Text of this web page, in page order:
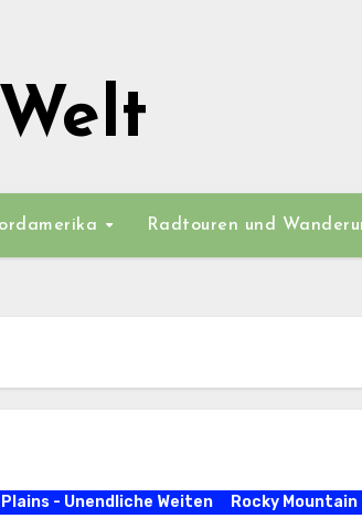
Radtouren und
- Unendliche Weiten Rocky